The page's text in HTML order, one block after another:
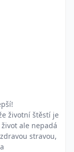
životní štěstí je
ale nepadá
stravou,